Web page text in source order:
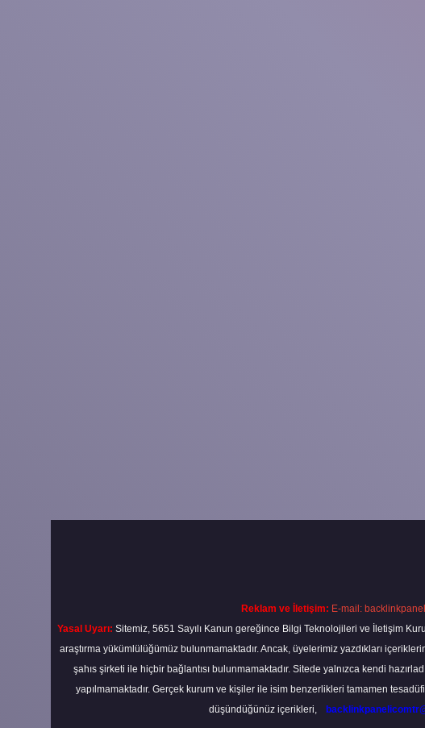
Reklam ve İletişim: E-mail:
Yasal Uyarı: Sitemiz, 5651 Sayılı Kanun gereğince Bilgi Teknolojileri ve İletişim
araştırma yükümlülüğümüz bulunmamaktadır. Ancak, üyelerimiz yazdıkları
şahıs şirketi ile hiçbir bağlantısı bulunmamaktadır. Sitede yalnızca kendi
yapılmamaktadır. Gerçek kurum ve kişiler ile isim benzerlikleri tamamen
düşündüğünüz içerikleri,